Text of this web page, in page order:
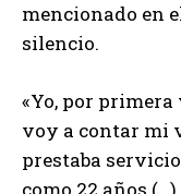
mencionado en
silencio.
«Yo, por
voy a contar mi
prestaba